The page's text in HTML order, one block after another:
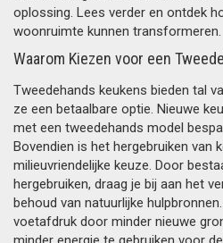
oplossing. Lees verder en ontdek
woonruimte kunnen transformeren.
Waarom Kiezen voor een
Tweedehands keukens bieden tal
ze een betaalbare optie. Nieuwe
met een tweedehands model
Bovendien is het hergebruiken van
milieuvriendelijke keuze. Door
hergebruiken, draag je bij aan het
behoud van natuurlijke
voetafdruk door minder nieuwe